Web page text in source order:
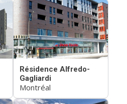
Résidence Alfredo-
Gagliardi
Montréal